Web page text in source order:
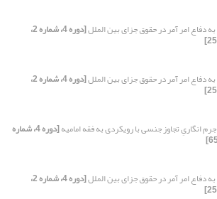
دفاع امر آمر در حقوق جزای بین الملل [دوره 4، شماره 2،
دفاع امر آمر در حقوق جزای بین الملل [دوره 4، شماره 2،
انگاریِ تجاوز جنسی با رویکردی به فقه امامیه [دوره 4، شماره
دفاع امر آمر در حقوق جزای بین الملل [دوره 4، شماره 2،